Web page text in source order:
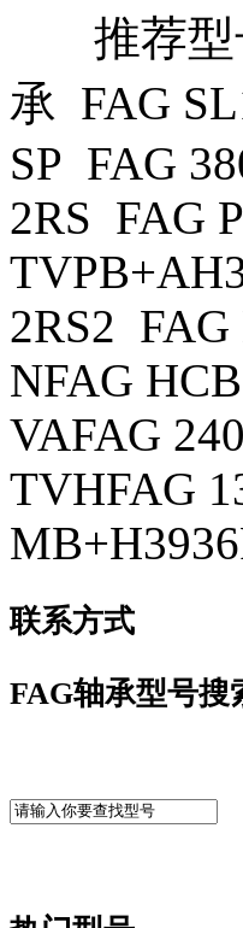
推荐型
承 FAG
SP FAG
2RS FAG
2RS2 FAG
NFAG
VAFAG
TVHFAG
联系方式
FAG轴承型号搜